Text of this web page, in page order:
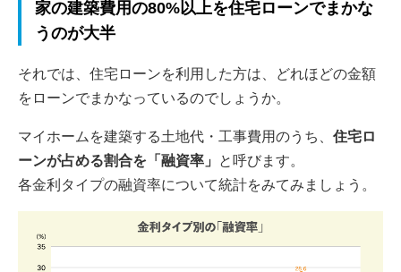
家の建築費用の80%以上を住宅ローンでまかな
うのが大半
それでは、住宅ローンを利用した方は、どれほどの金額
をローンでまかなっているのでしょうか。
マイホームを建築する土地代・工事費用のうち、 住宅ロ
ーンが占める割合を「融資率」
と呼びます。
各金利タイプの融資率について統計をみてみましょう。